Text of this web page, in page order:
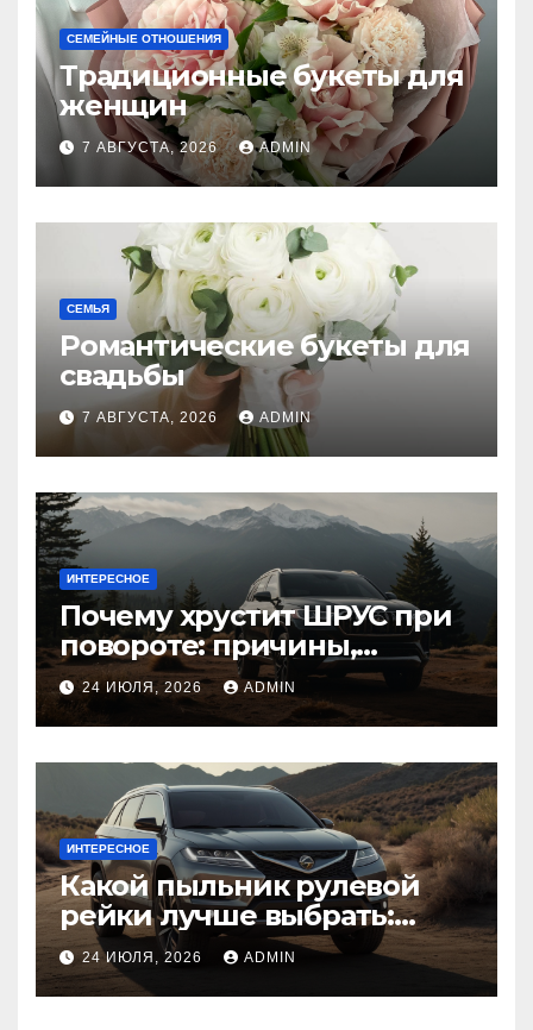
СЕМЕЙНЫЕ ОТНОШЕНИЯ
Традиционные букеты для
женщин
7 АВГУСТА, 2026 ADMIN
СЕМЬЯ
Романтические букеты для
свадьбы
7 АВГУСТА, 2026 ADMIN
ИНТЕРЕСНОЕ
Почему хрустит ШРУС при
повороте: причины,
диагностика
24 ИЮЛЯ, 2026 ADMIN
ИНТЕРЕСНОЕ
Какой пыльник рулевой
рейки лучше выбрать:
оригинальный или аналог,
резина или полиуретан
24 ИЮЛЯ, 2026 ADMIN